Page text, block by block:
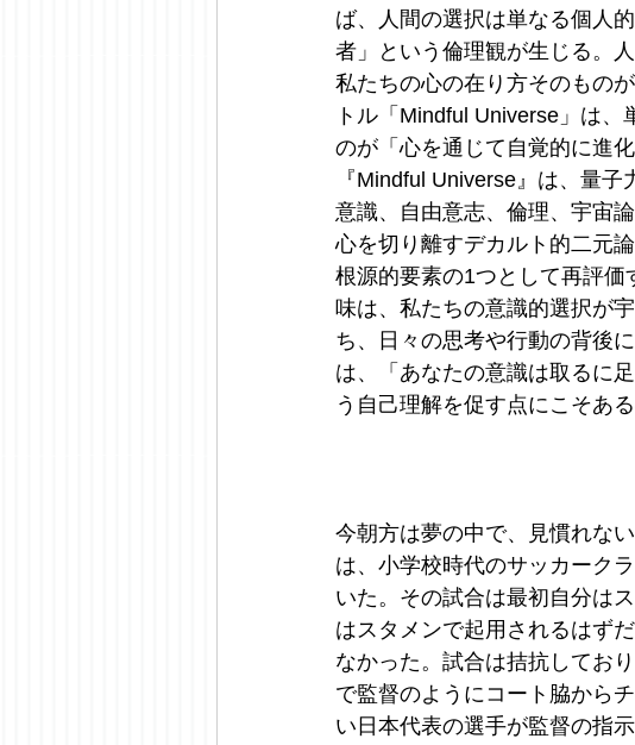
ば、人間の選択は単なる個人
者」という倫理観が生じる。
私たちの心の在り方そのもの
トル「Mindful Universe」は
のが「心を通じて自覚的に進
『Mindful Universe』は、量
意識、自由意志、倫理、宇宙
心を切り離すデカルト的二元
根源的要素の1つとして再評
味は、私たちの意識的選択が
ち、日々の思考や行動の背後
は、「あなたの意識は取るに
う自己理解を促す点にこそあ
今朝方は夢の中で、見慣れな
は、小学校時代のサッカーク
いた。その試合は最初自分は
はスタメンで起用されるはず
なかった。試合は拮抗してお
で監督のようにコート脇から
い日本代表の選手が監督の指